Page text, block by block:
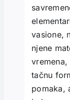
vasione,
njene
tačnu
pomaka,